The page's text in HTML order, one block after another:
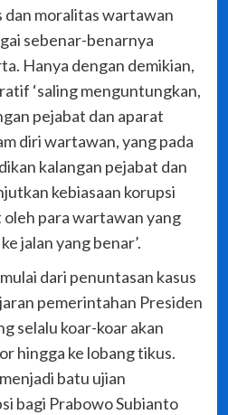
moralitas wartawan
sebenar-benarnya
Hanya dengan demikian,
‘saling menguntungkan,
pejabat dan aparat
diri wartawan, yang pada
kalangan pejabat dan
kebiasaan korupsi
para wartawan yang
jalan yang benar’.
dari penuntasan kasus
pemerintahan Presiden
selalu koar-koar akan
hingga ke lobang tikus.
batu ujian
bagi Prabowo Subianto